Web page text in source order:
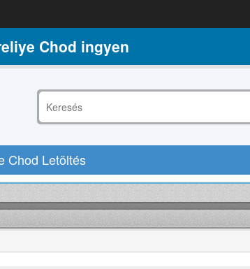
Chod ingyen
Chod Letöltés